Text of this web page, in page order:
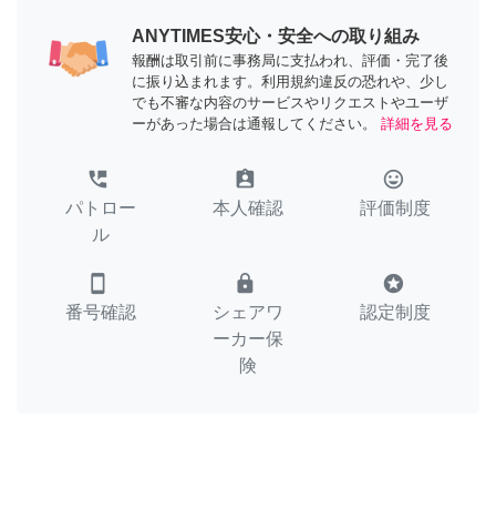
ANYTIMES安心・安全への取り組み
報酬は取引前に事務局に支払われ、評価・完了後
に振り込まれます。利用規約違反の恐れや、少し
でも不審な内容のサービスやリクエストやユーザ
ーがあった場合は通報してください。
詳細を見る
perm_phone_msg
パトロー
ル
assignment_ind
本人確認
tag_faces
評価制度
smartphone
番号確認
lock
シェアワ
ーカー保
険
stars
認定制度